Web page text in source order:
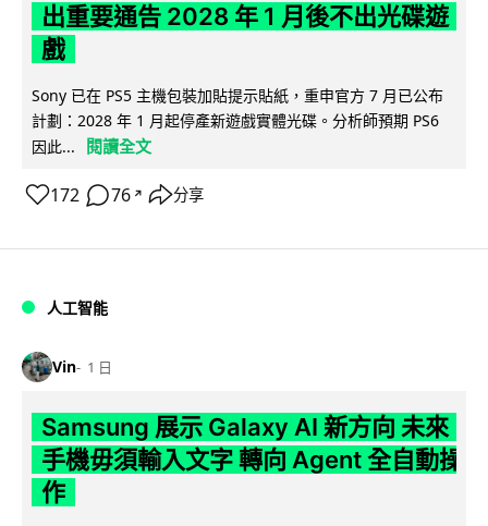
出重要通告 2028 年 1 月後不出光碟遊
戲
Sony 已在 PS5 主機包裝加貼提示貼紙，重申官方 7 月已公布
計劃：2028 年 1 月起停產新遊戲實體光碟。分析師預期 PS6
因此...
閱讀全文
172 76 ↗ 分享
人工智能
Vin 1 日
Samsung 展示 Galaxy AI 新方向 未來
手機毋須輸入文字 轉向 Agent 全自動操
作